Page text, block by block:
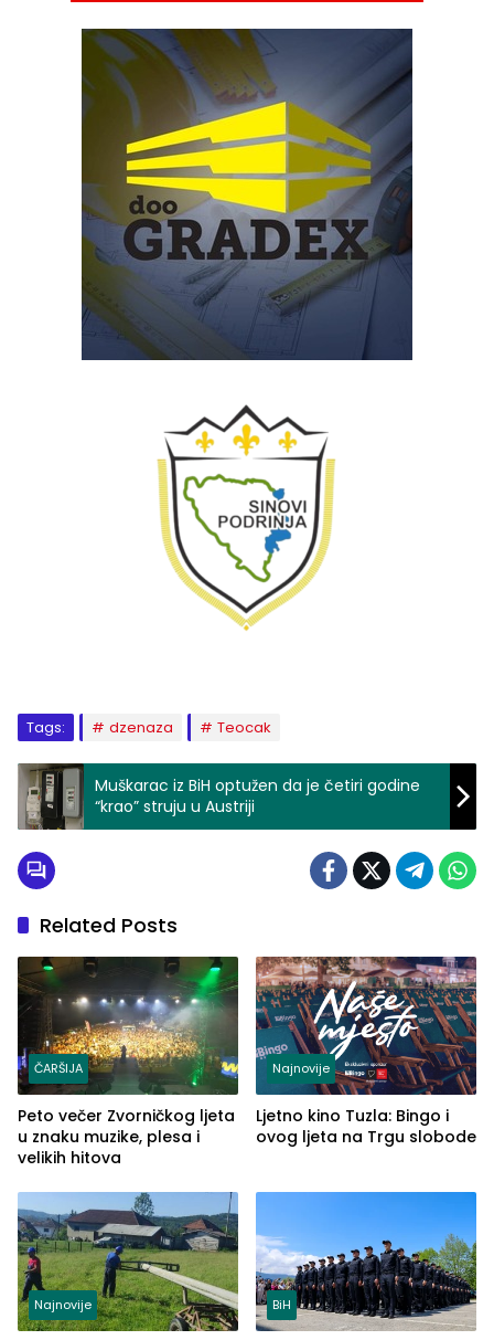
Tags: dzenaza Teocak
Muškarac iz BiH optužen da je četiri godine
“krao” struju u Austriji
Related Posts
ČARŠIJA
Peto večer Zvorničkog ljeta
u znaku muzike, plesa i
velikih hitova
Najnovije
Ljetno kino Tuzla: Bingo i
ovog ljeta na Trgu slobode
Najnovije BiH